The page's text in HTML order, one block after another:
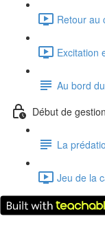
Retour au
Excitation
Au bord
Début de
La
Jeu de la